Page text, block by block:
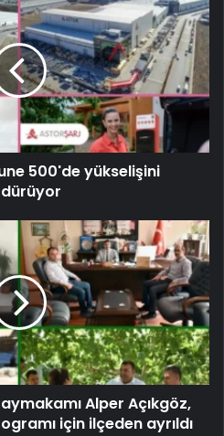
500'de yükselişini
Alper Açıkgöz,
için ilçeden ayrıldı